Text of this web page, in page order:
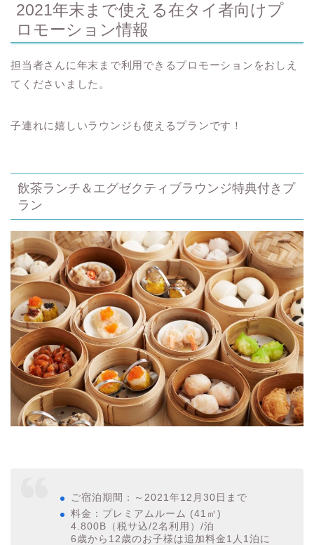
2021年末まで使える在タイ者向けプ
ロモーション情報
担当者さんに年末まで利用できるプロモーションをおしえ
てくださいました。
子連れに嬉しいラウンジも使えるプランです！
飲茶ランチ＆エグゼクティブラウンジ特典付きプ
ラン
ご宿泊期間：～2021年12月30日まで
料金：プレミアムルーム (41㎡)
4.800B（税サ込/2名利用）/泊
6歳から12歳のお子様は追加料金1人1泊に